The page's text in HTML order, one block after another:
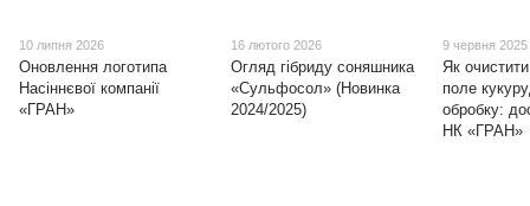
10 липня 2026
Оновлення логотипа
Насіннєвої компанії
«ГРАН»
16 лютого 2026
Огляд гібриду соняшника
«Сульфосол» (Новинка
2024/2025)
9 червня 2025
Як
поле
обробку:
НК «ГРАН»